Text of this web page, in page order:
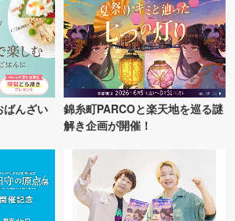
ばんざい
錦糸町PARCOと楽天地を巡る謎
解き企画が開催！